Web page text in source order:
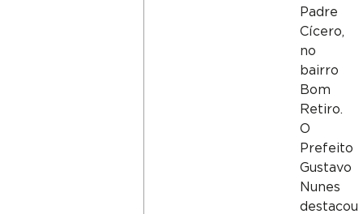
Padre
Cícero,
no
bairro
Bom
Retiro.
O
Prefeito
Gustavo
Nunes
destacou